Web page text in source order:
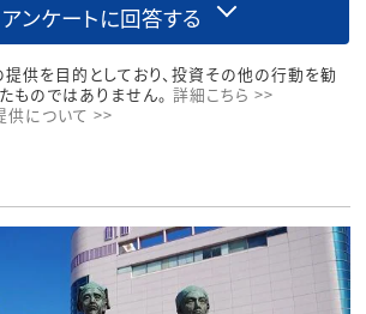
アンケートに回答する
供を目的としており、投資その他の行動を勧
ものではありません。 詳細こちら >>
供について >>